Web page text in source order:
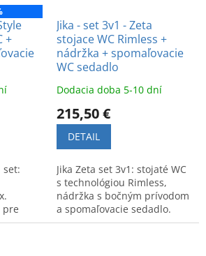
+
set:
pre
3
Jika - set 3v1 - Zeta
stojace WC Rimless +
nádržka + spomaľovacie
WC sedadlo
Dodacia doba 5-10 dní
215,50 €
DETAIL
Jika Zeta set 3v1: stojaté WC
s technológiou Rimless,
nádržka s bočným prívodom
a spomaľovacie sedadlo.
Efektívne splachovanie